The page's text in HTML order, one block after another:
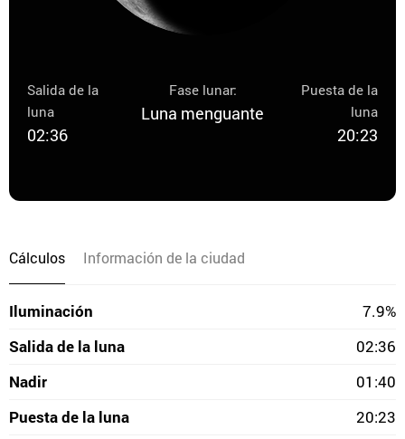
Salida de la
luna
02:36
Fase lunar:
Luna menguante
Puesta de la
luna
20:23
Cálculos Información de la ciudad
Iluminación
7.9%
Salida de la luna
02:36
Nadir
01:40
Puesta de la luna
20:23